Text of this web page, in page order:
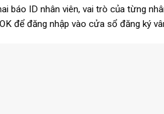
báo ID nhân viên, vai trò của từng
để đăng nhập vào cửa sổ đăng ký